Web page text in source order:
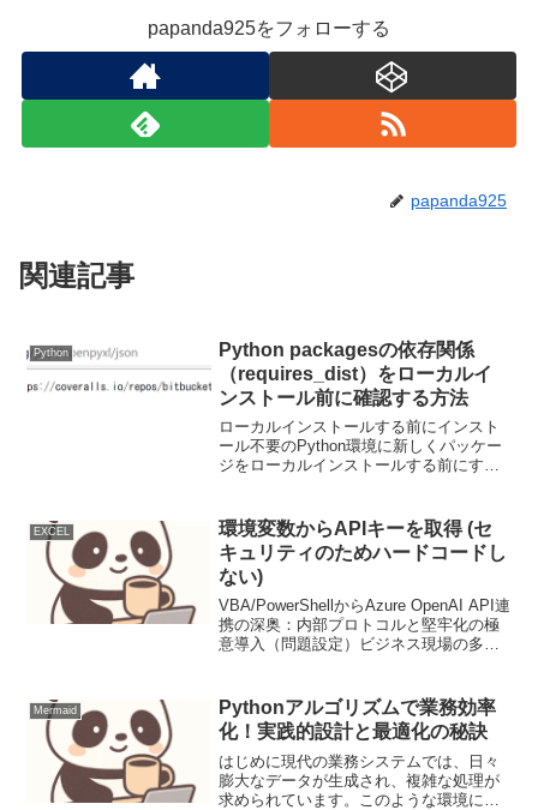
papanda925をフォローする
papanda925
関連記事
Python
Python packagesの依存関係
（requires_dist）をローカルイ
ンストール前に確認する方法
ローカルインストールする前にインスト
ール不要のPython環境に新しくパッケー
ジをローカルインストールする前にする
報にアクセスして確認する。参考サイ
ト：PyP...
EXCEL
環境変数からAPIキーを取得 (セ
キュリティのためハードコードし
ない)
VBA/PowerShellからAzure OpenAI API連
携の深奥：内部プロトコルと堅牢化の極
意導入（問題設定）ビジネス現場の多く
使われていま...
Mermaid
Pythonアルゴリズムで業務効率
化！実践的設計と最適化の秘訣
はじめに現代の業務システムでは、日々
膨大なデータが生成され、複雑な処理が
求められています。このような環境にお